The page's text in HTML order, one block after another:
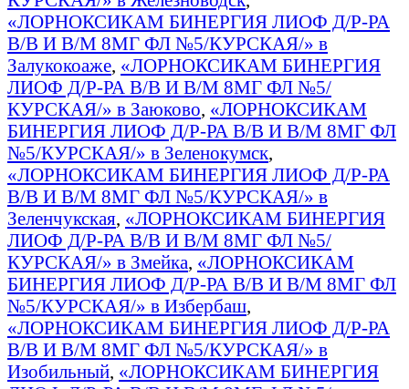
«ЛОРНОКСИКАМ БИНЕРГИЯ ЛИОФ Д/Р-РА
В/В И В/М 8МГ ФЛ №5/КУРСКАЯ/» в
Залукокоаже, «ЛОРНОКСИКАМ БИНЕРГИЯ
ЛИОФ Д/Р-РА В/В И В/М 8МГ ФЛ №5/
КУРСКАЯ/» в Заюково, «ЛОРНОКСИКАМ
БИНЕРГИЯ ЛИОФ Д/Р-РА В/В И В/М 8МГ ФЛ
№5/КУРСКАЯ/» в Зеленокумск,
«ЛОРНОКСИКАМ БИНЕРГИЯ ЛИОФ Д/Р-РА
В/В И В/М 8МГ ФЛ №5/КУРСКАЯ/» в
Зеленчукская, «ЛОРНОКСИКАМ БИНЕРГИЯ
ЛИОФ Д/Р-РА В/В И В/М 8МГ ФЛ №5/
КУРСКАЯ/» в Змейка, «ЛОРНОКСИКАМ
БИНЕРГИЯ ЛИОФ Д/Р-РА В/В И В/М 8МГ ФЛ
№5/КУРСКАЯ/» в Избербаш,
«ЛОРНОКСИКАМ БИНЕРГИЯ ЛИОФ Д/Р-РА
В/В И В/М 8МГ ФЛ №5/КУРСКАЯ/» в
Изобильный, «ЛОРНОКСИКАМ БИНЕРГИЯ